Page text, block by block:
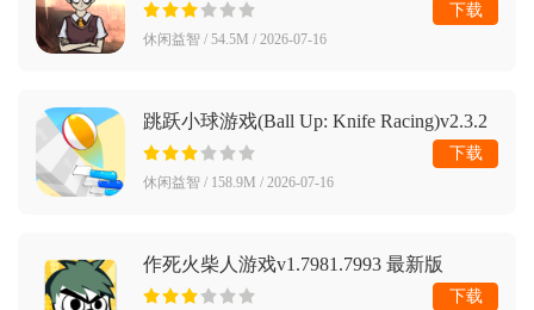
休闲益智 / 54.5M / 2026-07-16
下载
跳跃小球游戏(Ball Up: Knife Racing)v2.3.2
最新版
休闲益智 / 158.9M / 2026-07-16
下载
作死火柴人游戏v1.7981.7993 最新版
下载